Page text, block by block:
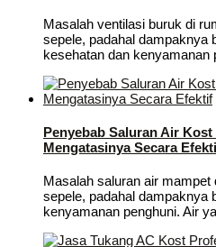
Masalah ventilasi buruk di
sepele, padahal dampaknya
kesehatan dan kenyamanan
Penyebab Saluran Air
Mengatasinya Secara
Masalah saluran air
sepele, padahal dampaknya
kenyamanan penghuni. Air